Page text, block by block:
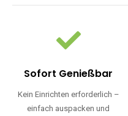
Sofort Genießbar
Kein Einrichten erforderlich –
einfach auspacken und